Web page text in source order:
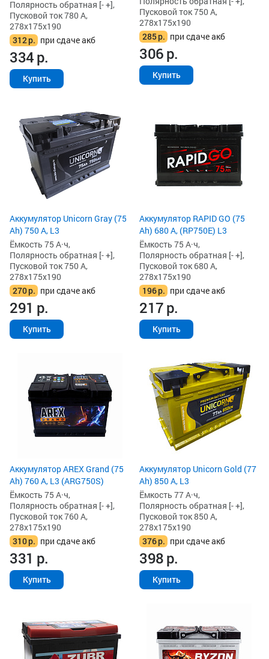
Полярность обратная [- +],
Пусковой ток 780 А,
278x175x190
312р. при сдаче акб
334р.
Купить
Пусковой ток 750 А,
278x175x190
285р. при сдаче акб
306р.
Купить
Аккумулятор Unicorn Gray (75
Ah) 750 А, L3
Ёмкость 75 А·ч,
Полярность обратная [- +],
Пусковой ток 750 А,
278x175x190
270р. при сдаче акб
291 р.
Купить
Аккумулятор RAPID GO (75
Ah) 680 А, (RP750E) L3
Ёмкость 75 А·ч,
Полярность обратная [- +],
Пусковой ток 680 А,
278x175x190
196р. при сдаче акб
217р.
Купить
Аккумулятор AREX Grand (75
Ah) 760 А, L3 (ARG750S)
Ёмкость 75 А·ч,
Полярность обратная [- +],
Пусковой ток 760 А,
278x175x190
310р. при сдаче акб
331 р.
Купить
Аккумулятор Unicorn Gold (77
Ah) 850 А, L3
Ёмкость 77 А·ч,
Полярность обратная [- +],
Пусковой ток 850 А,
278x175x190
376р. при сдаче акб
398р.
Купить